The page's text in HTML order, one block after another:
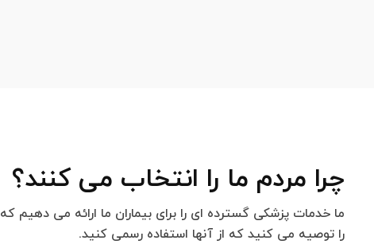
چرا مردم ما را انتخاب می کنند؟
ما خدمات پزشکی گسترده ای را برای بیماران ما ارائه می دهیم که
را توصیه می کنید که از آنها استفاده رسمی کنید.